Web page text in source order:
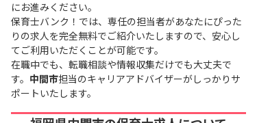
にお進みください。
保育士バンク！では、専任の担当者があなたにぴった
りの求人を完全無料でご紹介いたしますので、安心し
てご利用いただくことが可能です。
在職中でも、転職相談や情報収集だけでも大丈夫で
す。 中間市担当のキャリアアドバイザーがしっかりサ
ポートいたします。